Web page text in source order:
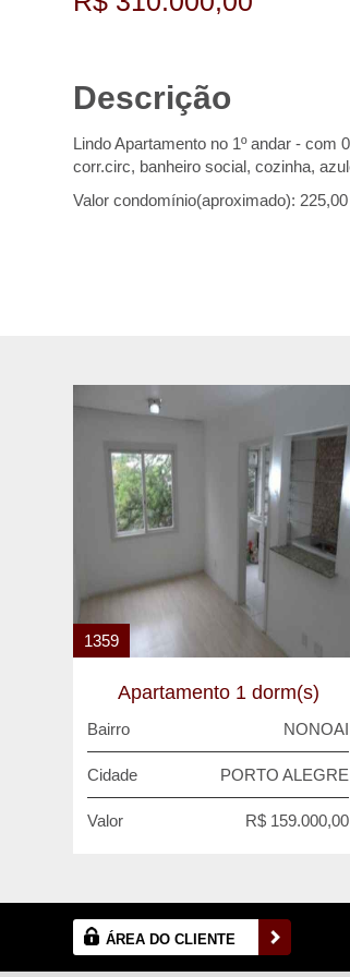
Descrição
Lindo Apartamento no 1º andar -
corr.circ, banheiro social, cozinha,
Valor condomínio(aproximado): 225,00
1359
Apartamento 1 dorm(s)
Bairro NONOAI
Cidade PORTO ALEGRE
Valor R$ 159.000,00
ÁREA DO CLIENTE